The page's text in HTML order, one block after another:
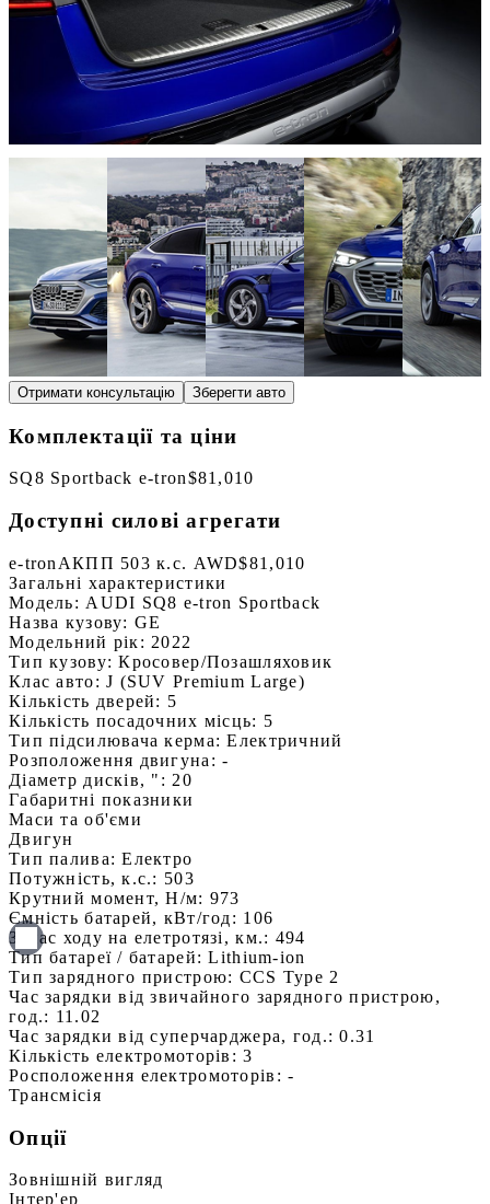
Отримати консультацію Зберегти авто
Комплектації та ціни
SQ8 Sportback e-tron$81,010
Доступні силові агрегати
e-tron АКПП 503 к.с. AWD$81,010
Загальні характеристики
Модель: AUDI SQ8 e-tron Sportback
Назва кузову: GE
Модельний рік: 2022
Тип кузову:Кросовер/Позашляховик
Клас авто:J (SUV Premium Large)
Кількість дверей: 5
Кількість посадочних місць: 5
Тип підсилювача керма:Електричний
Розположення двигуна:-
Діаметр дисків, ": 20
Габаритні показники
Маси та об'єми
Двигун
Тип палива:Електро
Потужність, к.с.: 503
Крутний момент, Н/м: 973
Ємність батарей, кВт/год: 106
Запас ходу на елетротязі, км.: 494
Тип батареї / батарей:Lithium-ion
Тип зарядного пристрою: CCS Type 2
Час зарядки від звичайного зарядного пристрою,
год.: 11.02
Час зарядки від суперчарджера, год.:0.31
Кількість електромоторів:3
Росположення електромоторів:-
Трансмісія
Опції
Зовнішній вигляд
Інтер'ер